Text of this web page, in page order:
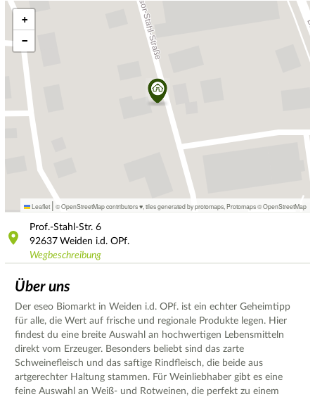
+
−
Leaflet | © OpenStreetMap contributors ♥, tiles generated by protomaps Protomaps©OpenStreetMap
Prof.-Stahl-Str. 6
92637 Weiden i.d. OPf.
Wegbeschreibung
Über uns
Der eseo Biomarkt in Weiden i.d. OPf. ist ein echter Geheimtipp
für alle, die Wert auf frische und regionale Produkte legen. Hier
findest du eine breite Auswahl an hochwertigen Lebensmitteln
direkt vom Erzeuger. Besonders beliebt sind das zarte
Schweinefleisch und das saftige Rindfleisch, die beide aus
artgerechter Haltung stammen. Für Weinliebhaber gibt es eine
feine Auswahl an Weiß- und Rotweinen, die perfekt zu einem